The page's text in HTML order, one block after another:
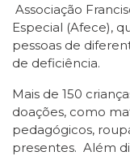
Associação
Especial (Afece),
pessoas de
de deficiência.
Mais de 150
doações, como
pedagógicos,
presentes. Além